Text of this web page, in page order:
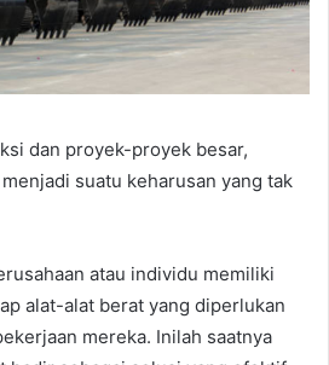
dan proyek-proyek besar,
suatu keharusan yang tak
atau individu memiliki
alat-alat berat yang diperlukan
mereka. Inilah saatnya